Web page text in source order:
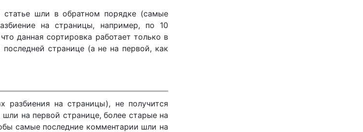
шли в обратном порядке (самые
на страницы, например, по 10
данная сортировка работает только в
странице (а не на первой, как
разбиения на страницы), не получится
на первой странице, более старые на
самые последние комментарии шли на